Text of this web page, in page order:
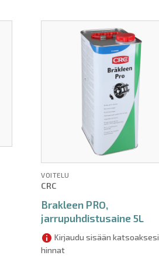
VOITELU
CRC
Brakleen PRO,
jarrupuhdistusaine 5L
Kirjaudu sisään katsoaksesi
hinnat